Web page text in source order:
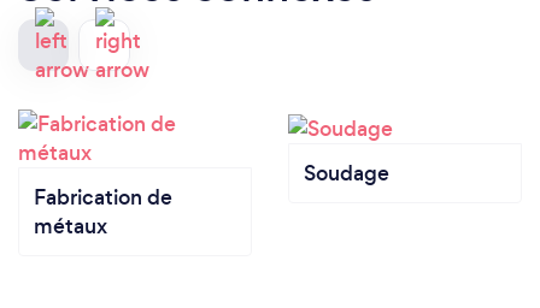
Fabrication de
métaux
Soudage